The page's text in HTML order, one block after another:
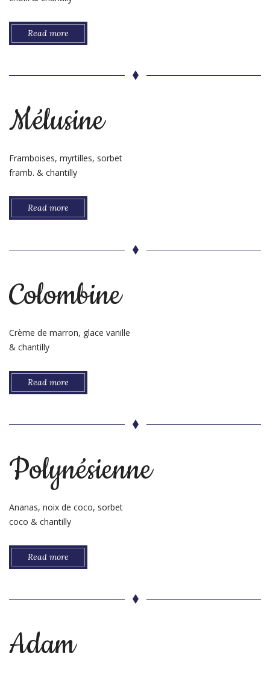
Read more
Mélusine
Framboises, myrtilles, sorbet
framb. & chantilly
Read more
Colombine
Crème de marron, glace vanille
& chantilly
Read more
Polynésienne
Ananas, noix de coco, sorbet
coco & chantilly
Read more
Adam